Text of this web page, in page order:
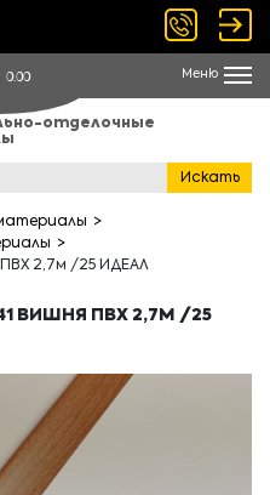
0.00 Меню
отделочные
Искать
ПВХ 2,7м /25 ИДЕАЛ
ВИШНЯ ПВХ 2,7М /25